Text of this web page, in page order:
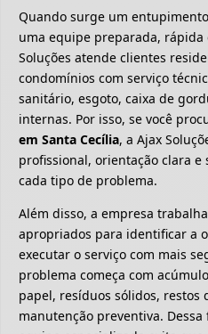
Quando surge um
uma equipe preparada, rápida
Soluções atende clientes
condomínios com serviço
sanitário, esgoto, caixa de
internas. Por isso, se você
em Santa Cecília, a Ajax
profissional, orientação clara e
cada tipo de problema.
Além disso, a empresa
apropriados para identificar a
executar o serviço com mais
problema começa com
papel, resíduos sólidos, restos
manutenção preventiva.